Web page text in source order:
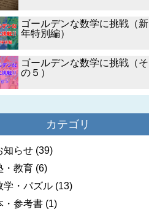
ゴールデンな数学に挑戦（新
年特別編）
ゴールデンな数学に挑戦（そ
の５）
カテゴリ
知らせ (39)
・教育 (6)
学・パズル (13)
・参考書 (1)